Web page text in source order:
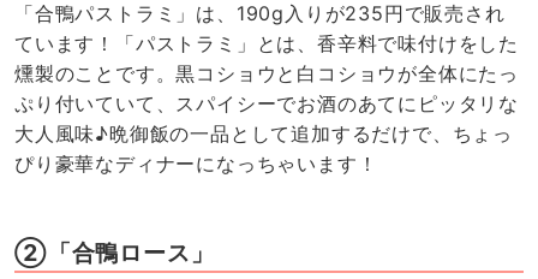
「合鴨パストラミ」は、190g入りが235円で販売され
ています！「パストラミ」とは、香辛料で味付けをした
燻製のことです。黒コショウと白コショウが全体にたっ
ぷり付いていて、スパイシーでお酒のあてにピッタリな
大人風味♪晩御飯の一品として追加するだけで、ちょっ
ぴり豪華なディナーになっちゃいます！
②「合鴨ロース」